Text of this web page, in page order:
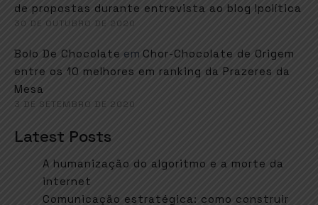
de propostas durante entrevista ao blog Ipolítica
30 DE OUTUBRO DE 2020
Bolo De Chocolate em Chor-Chocolate de Origem
entre os 10 melhores em ranking da Prazeres da
Mesa
3 DE SETEMBRO DE 2020
Latest Posts
A humanização do algoritmo e a morte da
internet
Comunicação estratégica: como construir